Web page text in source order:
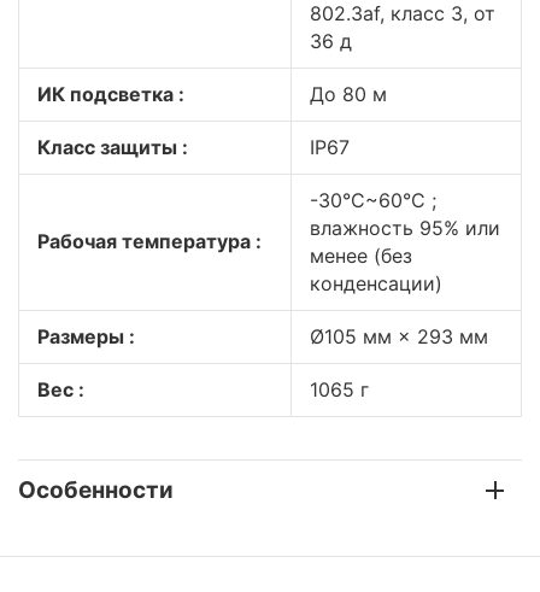
802.3af, класс 3, от
36 д
ИК подсветка : До 80 м
Класс защиты : IP67
Рабочая температура :
-30°C~60°C ;
влажность 95% или
менее (без
конденсации)
Размеры : Ø105 мм × 293 мм
Вес : 1065 г
Особенности